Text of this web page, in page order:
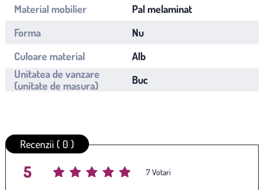
Material mobilier
Pal melaminat
Forma
Nu
Culoare material
Alb
Unitatea de vanzare
(unitate de masura)
Buc
Average rating
5 / 5. Vote count:
7
Recenzii ( 0 )